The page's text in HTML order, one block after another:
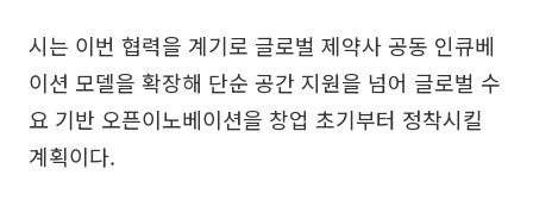
시는 이번 협력을 계기로 글로벌 제약사 공동 인큐베
이션 모델을 확장해 단순 공간 지원을 넘어 글로벌 수
요 기반 오픈이노베이션을 창업 초기부터 정착시킬
계획이다.